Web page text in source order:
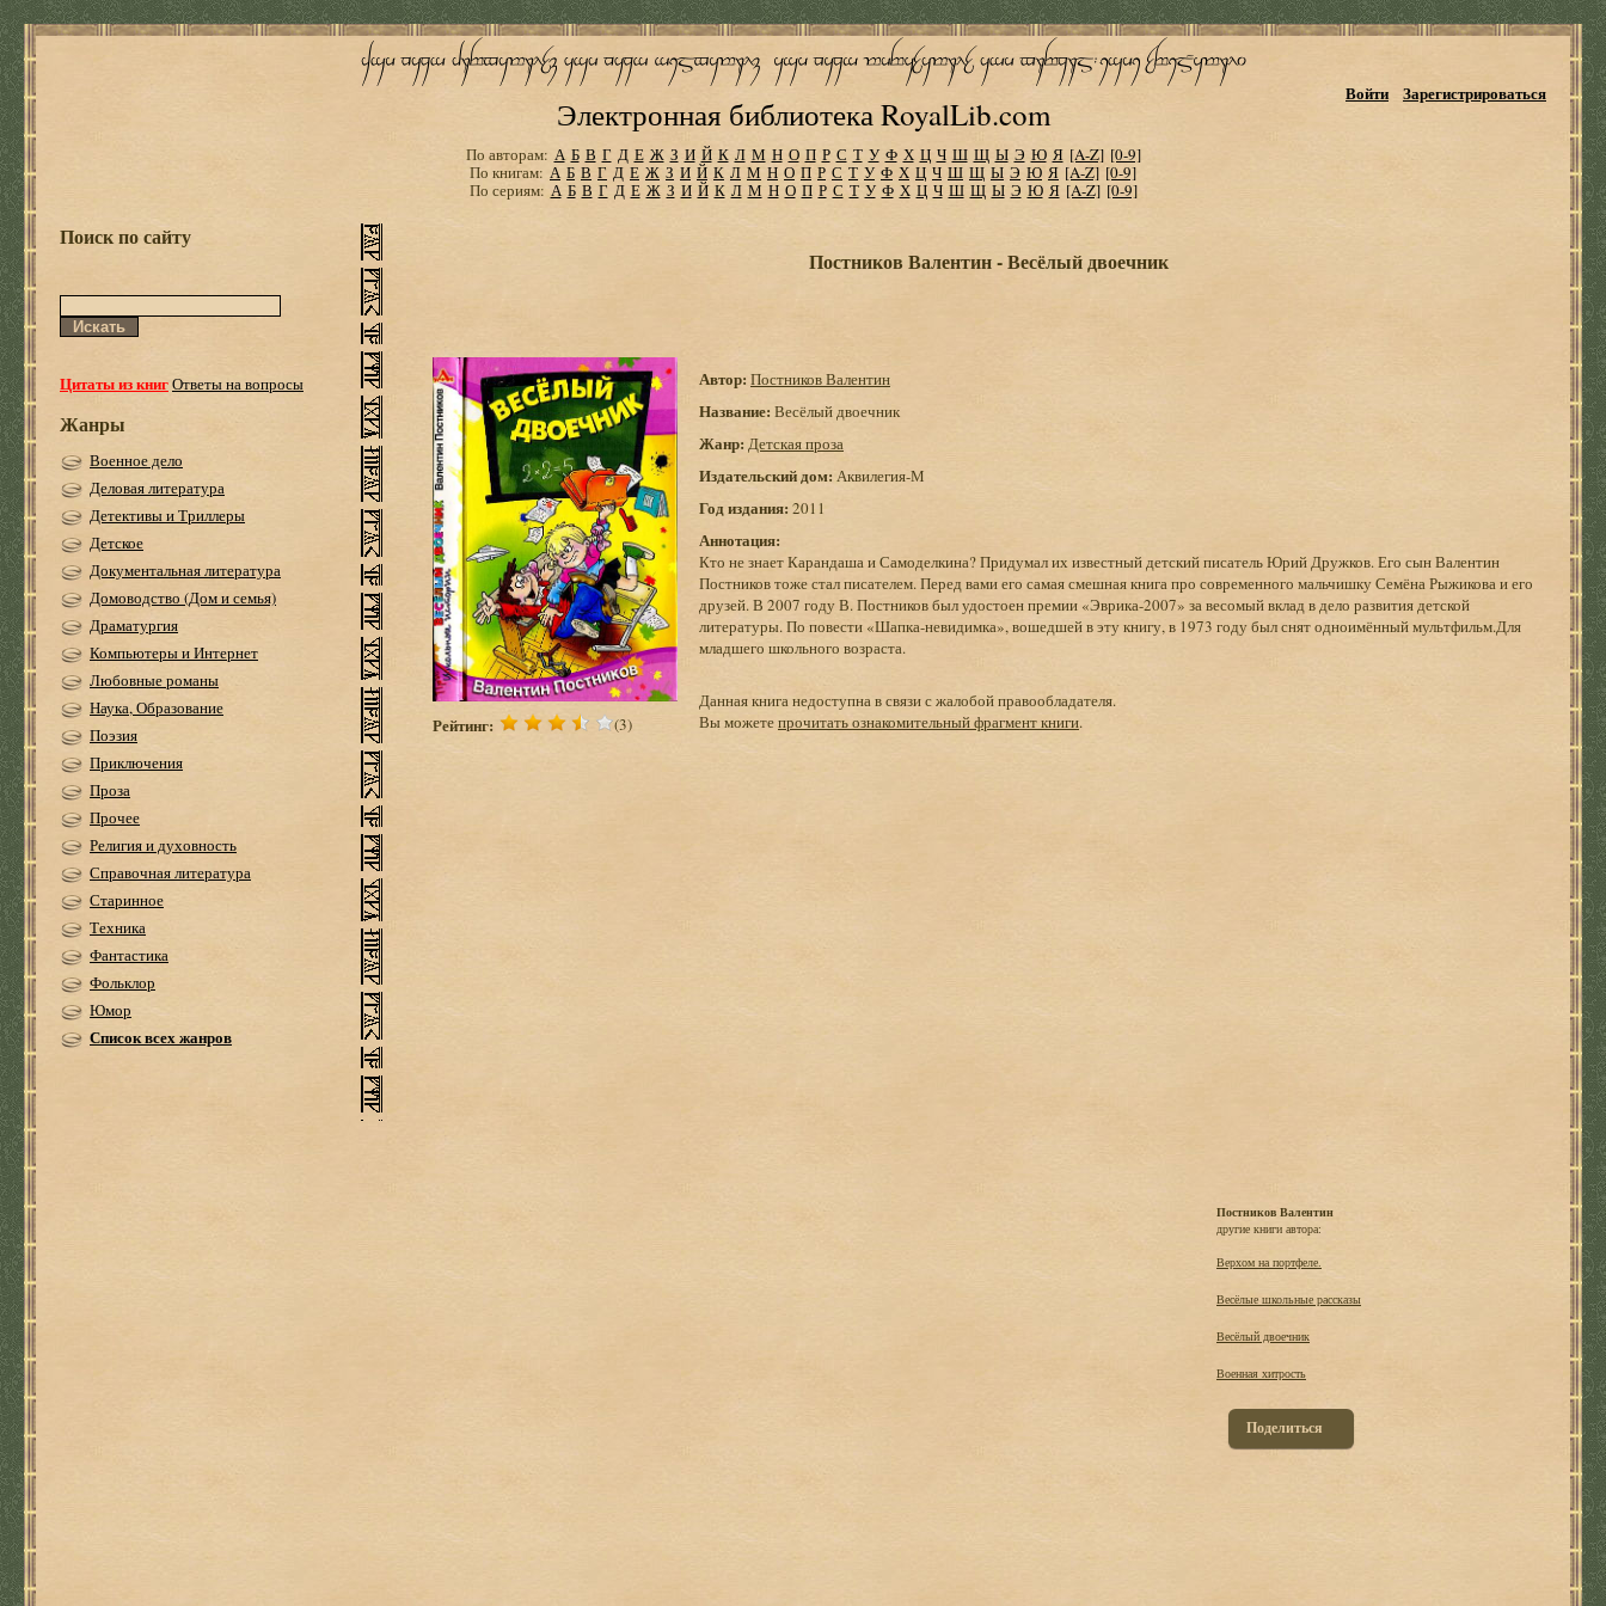
Электронная библиотека RoyalLib.com
Войти Зарегистрироваться
По авторам: А Б В Г Д Е Ж З И Й К Л М Н О П Р С Т У Ф Х Ц Ч Ш Щ Ы Э Ю Я [A-Z] [0-9]
По книгам: А Б В Г Д Е Ж З И Й К Л М Н О П Р С Т У Ф Х Ц Ч Ш Щ Ы Э Ю Я [A-Z] [0-9]
По сериям: А Б В Г Д Е Ж З И Й К Л М Н О П Р С Т У Ф Х Ц Ч Ш Щ Ы Э Ю Я [A-Z] [0-9]
Поиск по сайту
Цитаты из книгОтветы на вопросы
Жанры
Военное дело
Деловая литература
Детективы и Триллеры
Детское
Документальная литература
Домоводство (Дом и семья)
Драматургия
Компьютеры и Интернет
Любовные романы
Наука, Образование
Поэзия
Приключения
Проза
Прочее
Религия и духовность
Справочная литература
Старинное
Техника
Фантастика
Фольклор
Юмор
Список всех жанров
Постников Валентин - Весёлый двоечник
Рейтинг: (3)
Автор: Постников Валентин
Название: Весёлый двоечник
Жанр: Детская проза
Издательский дом: Аквилегия-М
Год издания: 2011
Аннотация:
Кто не знает Карандаша и Самоделкина? Придумал их известный детский писатель Юрий Дружков. Его сын Валентин
Постников тоже стал писателем. Перед вами его самая смешная книга про современного мальчишку Семёна Рыжикова и его
друзей. В 2007 году В. Постников был удостоен премии «Эврика-2007» за весомый вклад в дело развития детской
литературы. По повести «Шапка-невидимка», вошедшей в эту книгу, в 1973 году был снят одноимённый мультфильм.Для
младшего школьного возраста.
Данная книга недоступна в связи с жалобой правообладателя.
Вы можетепрочитать ознакомительный фрагмент книги.
Постников Валентин
другие книги автора:
Верхом на портфеле.
Весёлые школьные рассказы
Весёлый двоечник
Военная хитрость
Поделиться